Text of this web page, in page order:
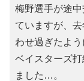
梅野選手が途
ていますが、
わせ過ぎたよう
ベイスターズ
ました…。